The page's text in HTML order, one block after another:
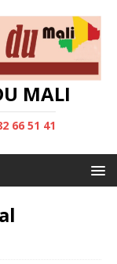
MALI
66 51 41